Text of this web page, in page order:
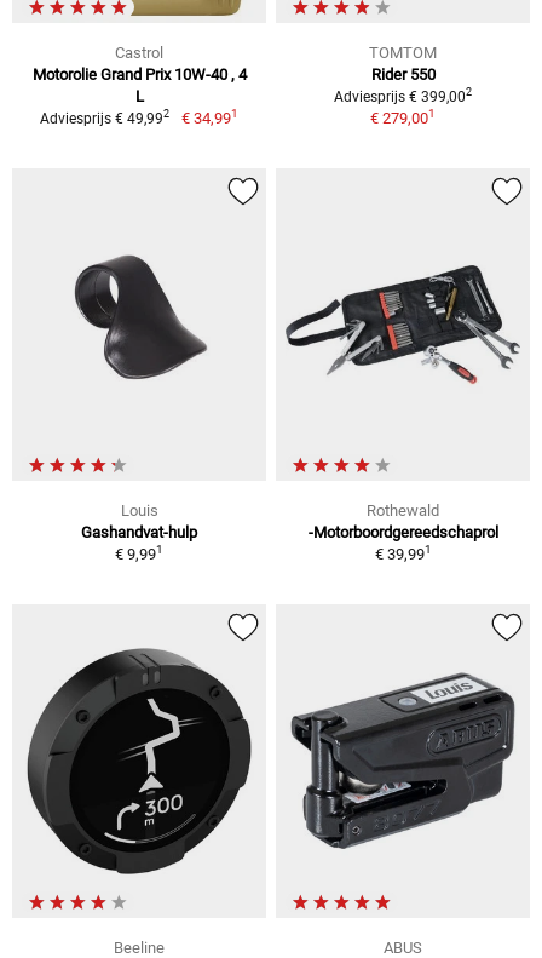
Castrol
Motorolie Grand Prix 10W-40 , 4
L
Adviesprijs € 49,992 € 34,991
TOMTOM
Rider 550
Adviesprijs € 399,002
€ 279,001
Louis
Gashandvat-hulp
€ 9,991
Rothewald
-Motorboordgereedschaprol
€ 39,991
Beeline
ABUS